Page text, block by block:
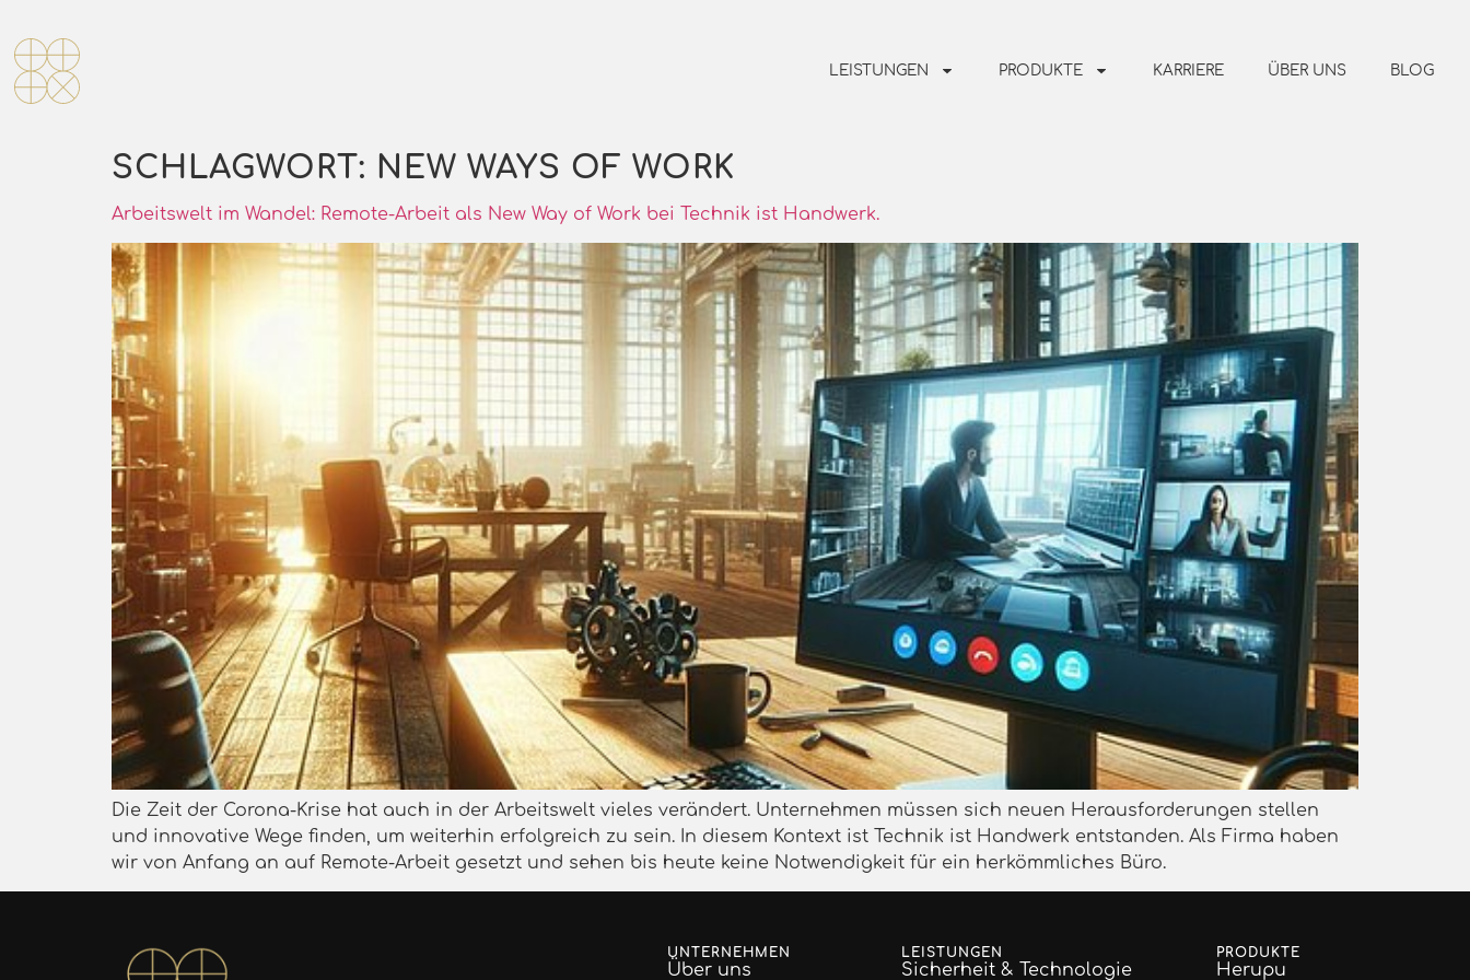
LEISTUNGEN PRODUKTE KARRIERE ÜBER UNS BLOG
SCHLAGWORT: NEW WAYS OF WORK
Arbeitswelt im Wandel: Remote-Arbeit als New Way of Work bei Technik ist Handwerk.
Die Zeit der Corona-Krise hat auch in der Arbeitswelt vieles verändert. Unternehmen müssen sich neuen Herausforderungen stellen
und innovative Wege finden, um weiterhin erfolgreich zu sein. In diesem Kontext ist Technik ist Handwerk entstanden. Als Firma haben
wir von Anfang an auf Remote-Arbeit gesetzt und sehen bis heute keine Notwendigkeit für ein herkömmliches Büro.
UNTERNEHMEN
Über uns
LEISTUNGEN
Sicherheit & Technologie
PRODUKTE
Herupu